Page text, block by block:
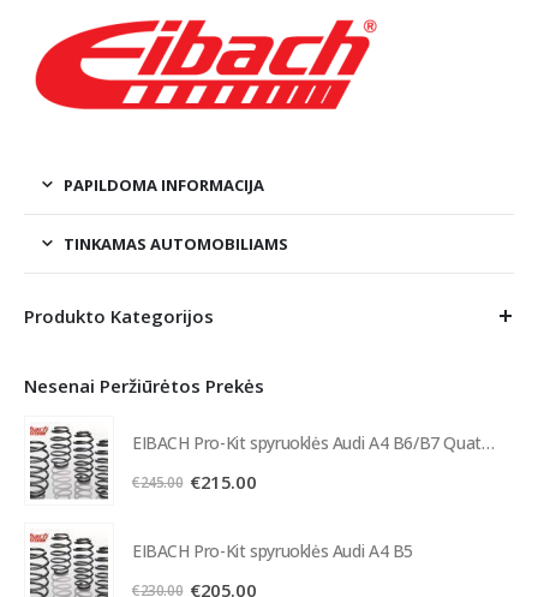
PAPILDOMA INFORMACIJA
TINKAMAS AUTOMOBILIAMS
Produkto Kategorijos
Nesenai Peržiūrėtos Prekės
EIBACH Pro-Kit spyruoklės Audi A4 B6/B7 Quattro
€245.00 Original
€245.00.
€215.00Current
€215.00.
EIBACH Pro-Kit spyruoklės Audi A4 B5
€230.00 Original
€205.00Current